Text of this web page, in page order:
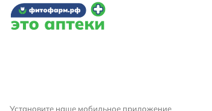
Установите наше мобильное приложение